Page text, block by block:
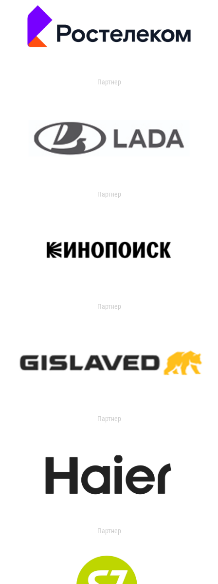
Партнер
Партнер
Партнер
Партнер
Партнер